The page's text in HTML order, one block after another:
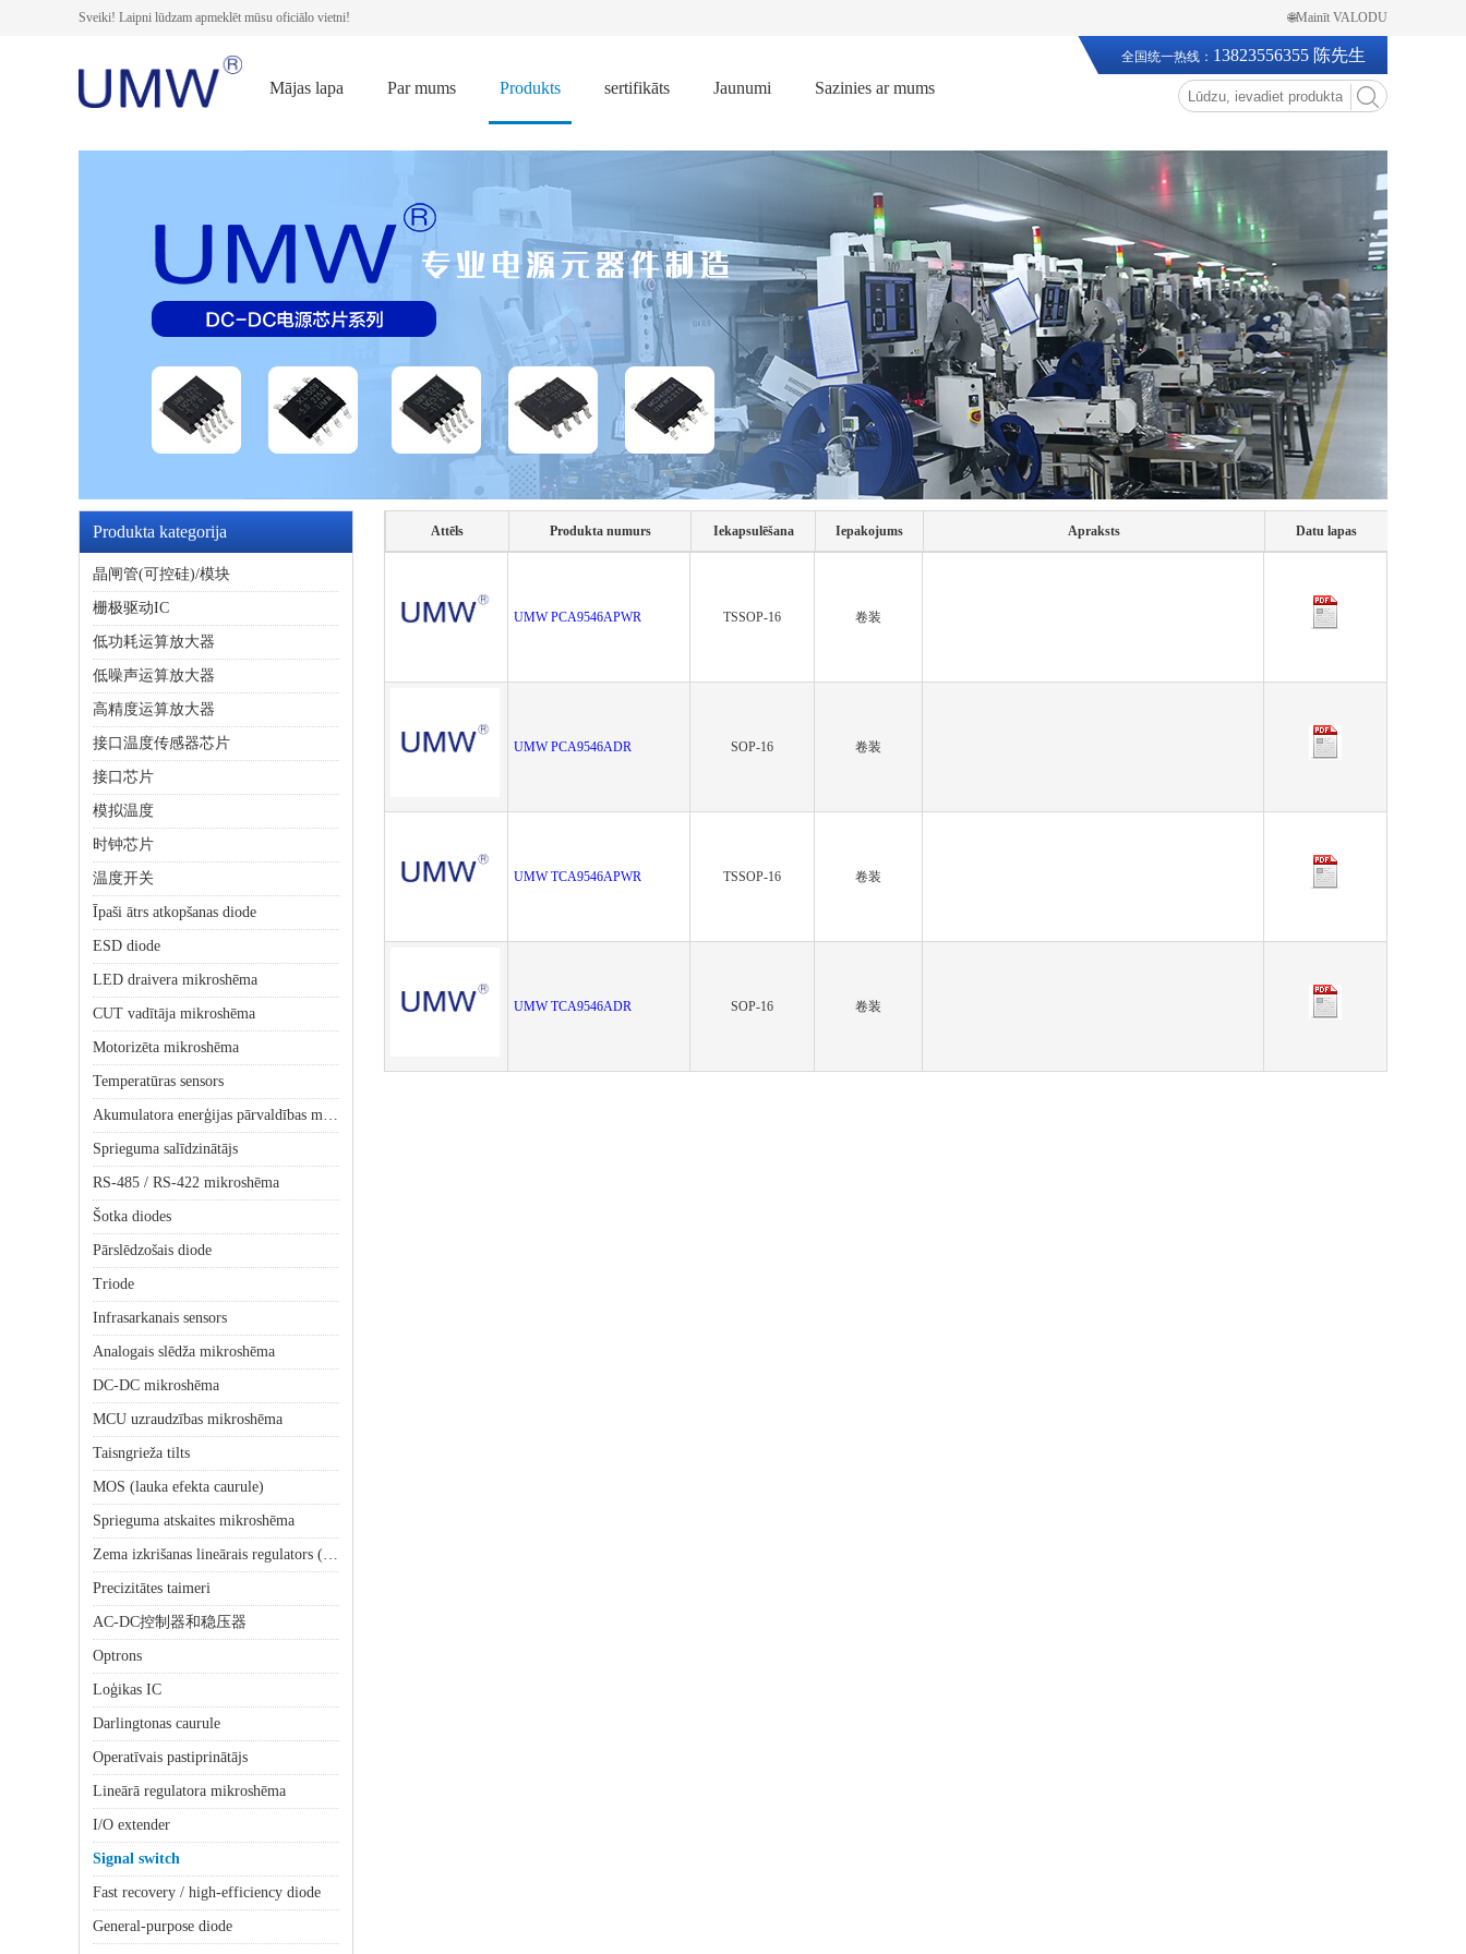
Sveiki! Laipni lūdzam apmeklēt mūsu oficiālo vietni! 🌐Mainīt VALODU
Mājas lapa Par mums Produkts sertifikāts Jaunumi Sazinies ar mums
全国统一热线： 13823556355 陈先生
Produkta kategorija
晶闸管(可控硅)/模块
栅极驱动IC
低功耗运算放大器
低噪声运算放大器
高精度运算放大器
接口温度传感器芯片
接口芯片
模拟温度
时钟芯片
温度开关
Īpaši ātrs atkopšanas diode
ESD diode
LED draivera mikroshēma
CUT vadītāja mikroshēma
Motorizēta mikroshēma
Temperatūras sensors
Akumulatora enerģijas pārvaldības mikroshēma
Sprieguma salīdzinātājs
RS-485 / RS-422 mikroshēma
Šotka diodes
Pārslēdzošais diode
Triode
Infrasarkanais sensors
Analogais slēdža mikroshēma
DC-DC mikroshēma
MCU uzraudzības mikroshēma
Taisngrieža tilts
MOS (lauka efekta caurule)
Sprieguma atskaites mikroshēma
Zema izkrišanas lineārais regulators (LDO)
Precizitātes taimeri
AC-DC控制器和稳压器
Optrons
Loģikas IC
Darlingtonas caurule
Operatīvais pastiprinātājs
Lineārā regulatora mikroshēma
I/O extender
Signal switch
Fast recovery / high-efficiency diode
General-purpose diode
Attēls Produkta numurs Iekapsulēšana Iepakojums Apraksts Datu lapas
UMW PCA9546APWR TSSOP-16 卷装
UMW PCA9546ADR SOP-16 卷装
UMW TCA9546APWR TSSOP-16 卷装
UMW TCA9546ADR SOP-16 卷装